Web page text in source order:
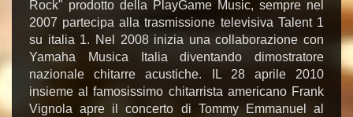
Rock" prodotto della PlayGame Music, sempre nel
2007 partecipa alla trasmissione televisiva Talent 1
su italia 1. Nel 2008 inizia una collaborazione con
Yamaha Musica Italia diventando dimostratore
nazionale chitarre acustiche. IL 28 aprile 2010
insieme al famosissimo chitarrista americano Frank
Vignola apre il concerto di Tommy Emmanuel al